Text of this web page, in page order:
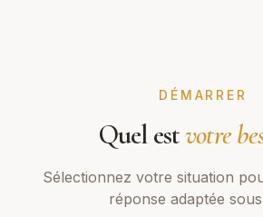
DÉMARRER
Quel estvotre
Sélectionnez votre situation
réponse adaptée